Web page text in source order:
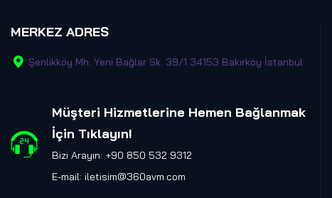
MERKEZ ADRES
Şenlikköy Mh. Yeni Bağlar Sk. 39/1 34153 Bakırköy İstanbul
Müşteri Hizmetlerine Hemen Bağlanmak
İçin Tıklayın!
Bizi Arayın: +90 850 532 9312
E-mail: iletisim@360avm.com